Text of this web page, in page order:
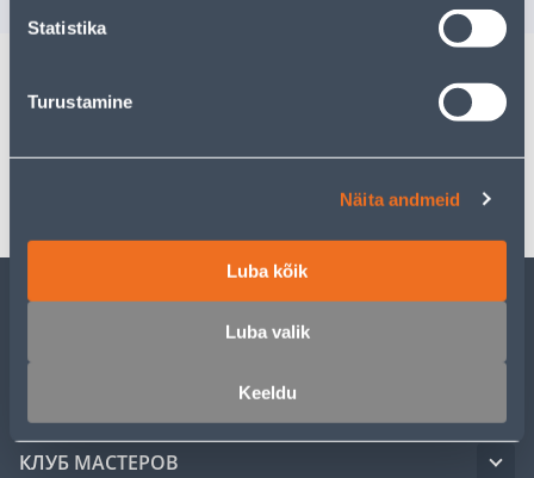
Statistika
Turustamine
Näita andmeid
Luba kõik
Luba valik
Keeldu
Спецификация
ОБСЛУЖИВАНИЕ ЧАСТНЫХ КЛИЕНТОВ
КЛУБ МАСТЕРОВ